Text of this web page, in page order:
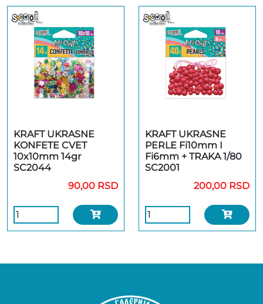
KRAFT UKRASNE
KONFETE CVET
10x10mm 14gr
SC2044
90,00 RSD
KRAFT UKRASNE
PERLE Fi10mm I
Fi6mm + TRAKA 1/80
SC2001
200,00 RSD